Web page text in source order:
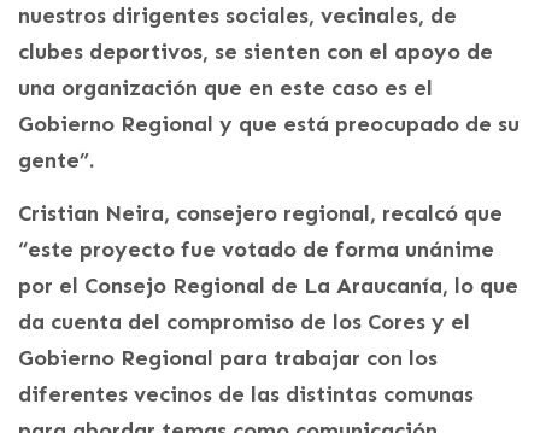
nuestros dirigentes sociales, vecinales, de
clubes deportivos, se sienten con el apoyo de
una organización que en este caso es el
Gobierno Regional y que está preocupado de su
gente”.
Cristian Neira, consejero regional, recalcó que
“este proyecto fue votado de forma unánime
por el Consejo Regional de La Araucanía, lo que
da cuenta del compromiso de los Cores y el
Gobierno Regional para trabajar con los
diferentes vecinos de las distintas comunas